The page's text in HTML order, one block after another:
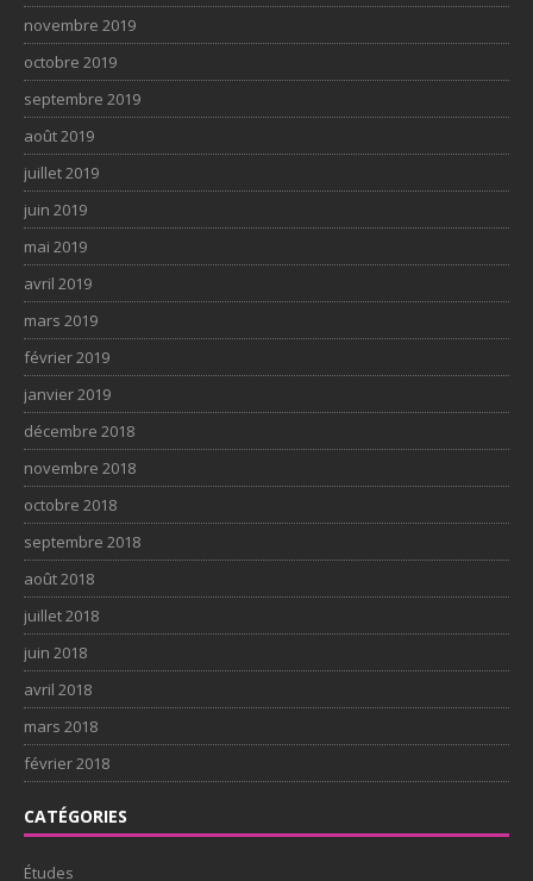
novembre 2019
octobre 2019
septembre 2019
août 2019
juillet 2019
juin 2019
mai 2019
avril 2019
mars 2019
février 2019
janvier 2019
décembre 2018
novembre 2018
octobre 2018
septembre 2018
août 2018
juillet 2018
juin 2018
avril 2018
mars 2018
février 2018
CATÉGORIES
Études